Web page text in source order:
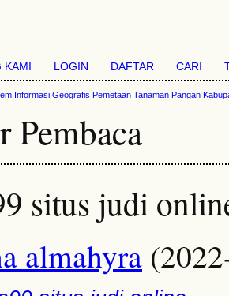
LOGIN DAFTAR CARI
Informasi Geografis Pemetaan Tanaman Pangan
Pembaca
situs judi
almahyra